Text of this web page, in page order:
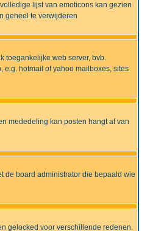
lijst van emoticons kan gezien
geheel te verwijderen
toegankelijke web server, bvb.
hotmail of yahoo mailboxes, sites
mededeling kan posten hangt af van
de board administrator die bepaald wie
gelocked voor verschillende redenen.